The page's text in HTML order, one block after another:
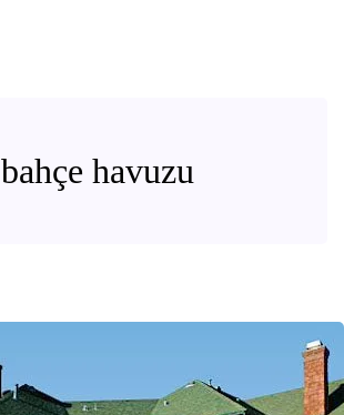
bahçe havuzu